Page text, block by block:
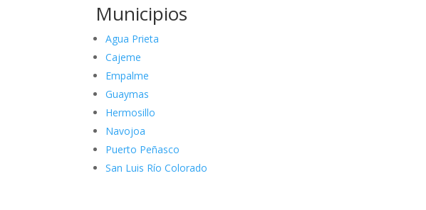
Municipios
Agua Prieta
Cajeme
Empalme
Guaymas
Hermosillo
Navojoa
Puerto Peñasco
San Luis Río Colorado